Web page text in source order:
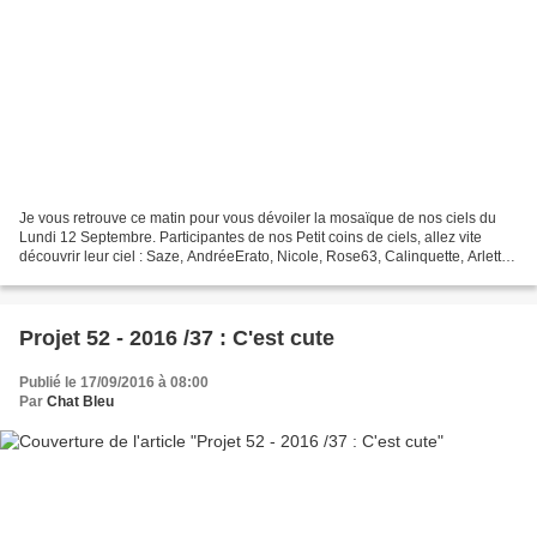
Je vous retrouve ce matin pour vous dévoiler la mosaïque de nos ciels du
Lundi 12 Septembre. Participantes de nos Petit coins de ciels, allez vite
découvrir leur ciel : Saze, AndréeErato, Nicole, Rose63, Calinquette, Arlette,
Projet 52 - 2016 /37 : C'est cute
Publié le 17/09/2016 à 08:00
Par Chat Bleu